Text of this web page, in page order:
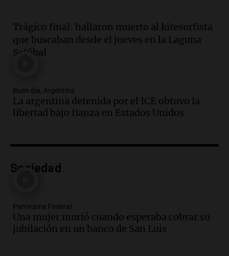
Audio.Chile planteó mejorar la
conectividad fronteriza, aérea y digital
con Jujuy
Audio.Del fitness a la longevidad: por
qué crece el consumo de alimentos con
proteínas
la cooperativa Talamochita en Villa
Audio.La construcción en Argentina
cayó 4,1% en junio pero acumula un
Trágico final: hallaron muerto al kitesurfista
que buscaban desde el jueves en la Laguna
Setúbal
Buen día, Argentina
La argentina detenida por el ICE obtuvo la
libertad bajo fianza en Estados Unidos
Sociedad
Panorama Federal
Una mujer murió cuando esperaba cobrar su
jubilación en un banco de San Luis